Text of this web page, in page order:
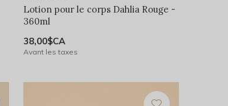
Lotion pour le corps Dahlia Rouge -
360ml
38,00$CA
Avant les taxes